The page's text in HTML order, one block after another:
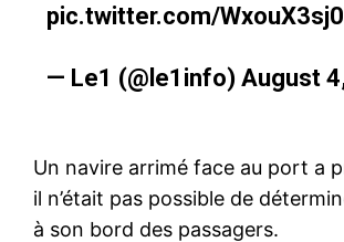
pic.twitter.com/
— Le1 (@le1info) August
Un navire arrimé face au port a
il n’était pas possible de
à son bord des passagers.